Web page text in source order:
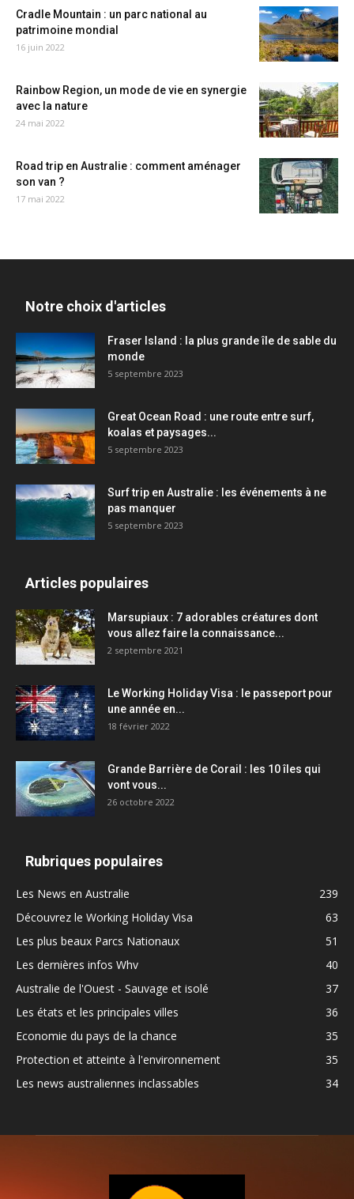
Cradle Mountain : un parc national au
patrimoine mondial
16 juin 2022
Rainbow Region, un mode de vie en synergie
avec la nature
24 mai 2022
Road trip en Australie : comment aménager
son van ?
17 mai 2022
Notre choix d'articles
Fraser Island : la plus grande île de sable du
monde
5 septembre 2023
Great Ocean Road : une route entre surf,
koalas et paysages...
5 septembre 2023
Surf trip en Australie : les événements à ne
pas manquer
5 septembre 2023
Articles populaires
Marsupiaux : 7 adorables créatures dont
vous allez faire la connaissance...
2 septembre 2021
Le Working Holiday Visa : le passeport pour
une année en...
18 février 2022
Grande Barrière de Corail : les 10 îles qui
vont vous...
26 octobre 2022
Rubriques populaires
Les News en Australie
239
Découvrez le Working Holiday Visa
63
Les plus beaux Parcs Nationaux
51
Les dernières infos Whv
40
Australie de l'Ouest - Sauvage et isolé
37
Les états et les principales villes
36
Economie du pays de la chance
35
Protection et atteinte à l'environnement
35
Les news australiennes inclassables
34